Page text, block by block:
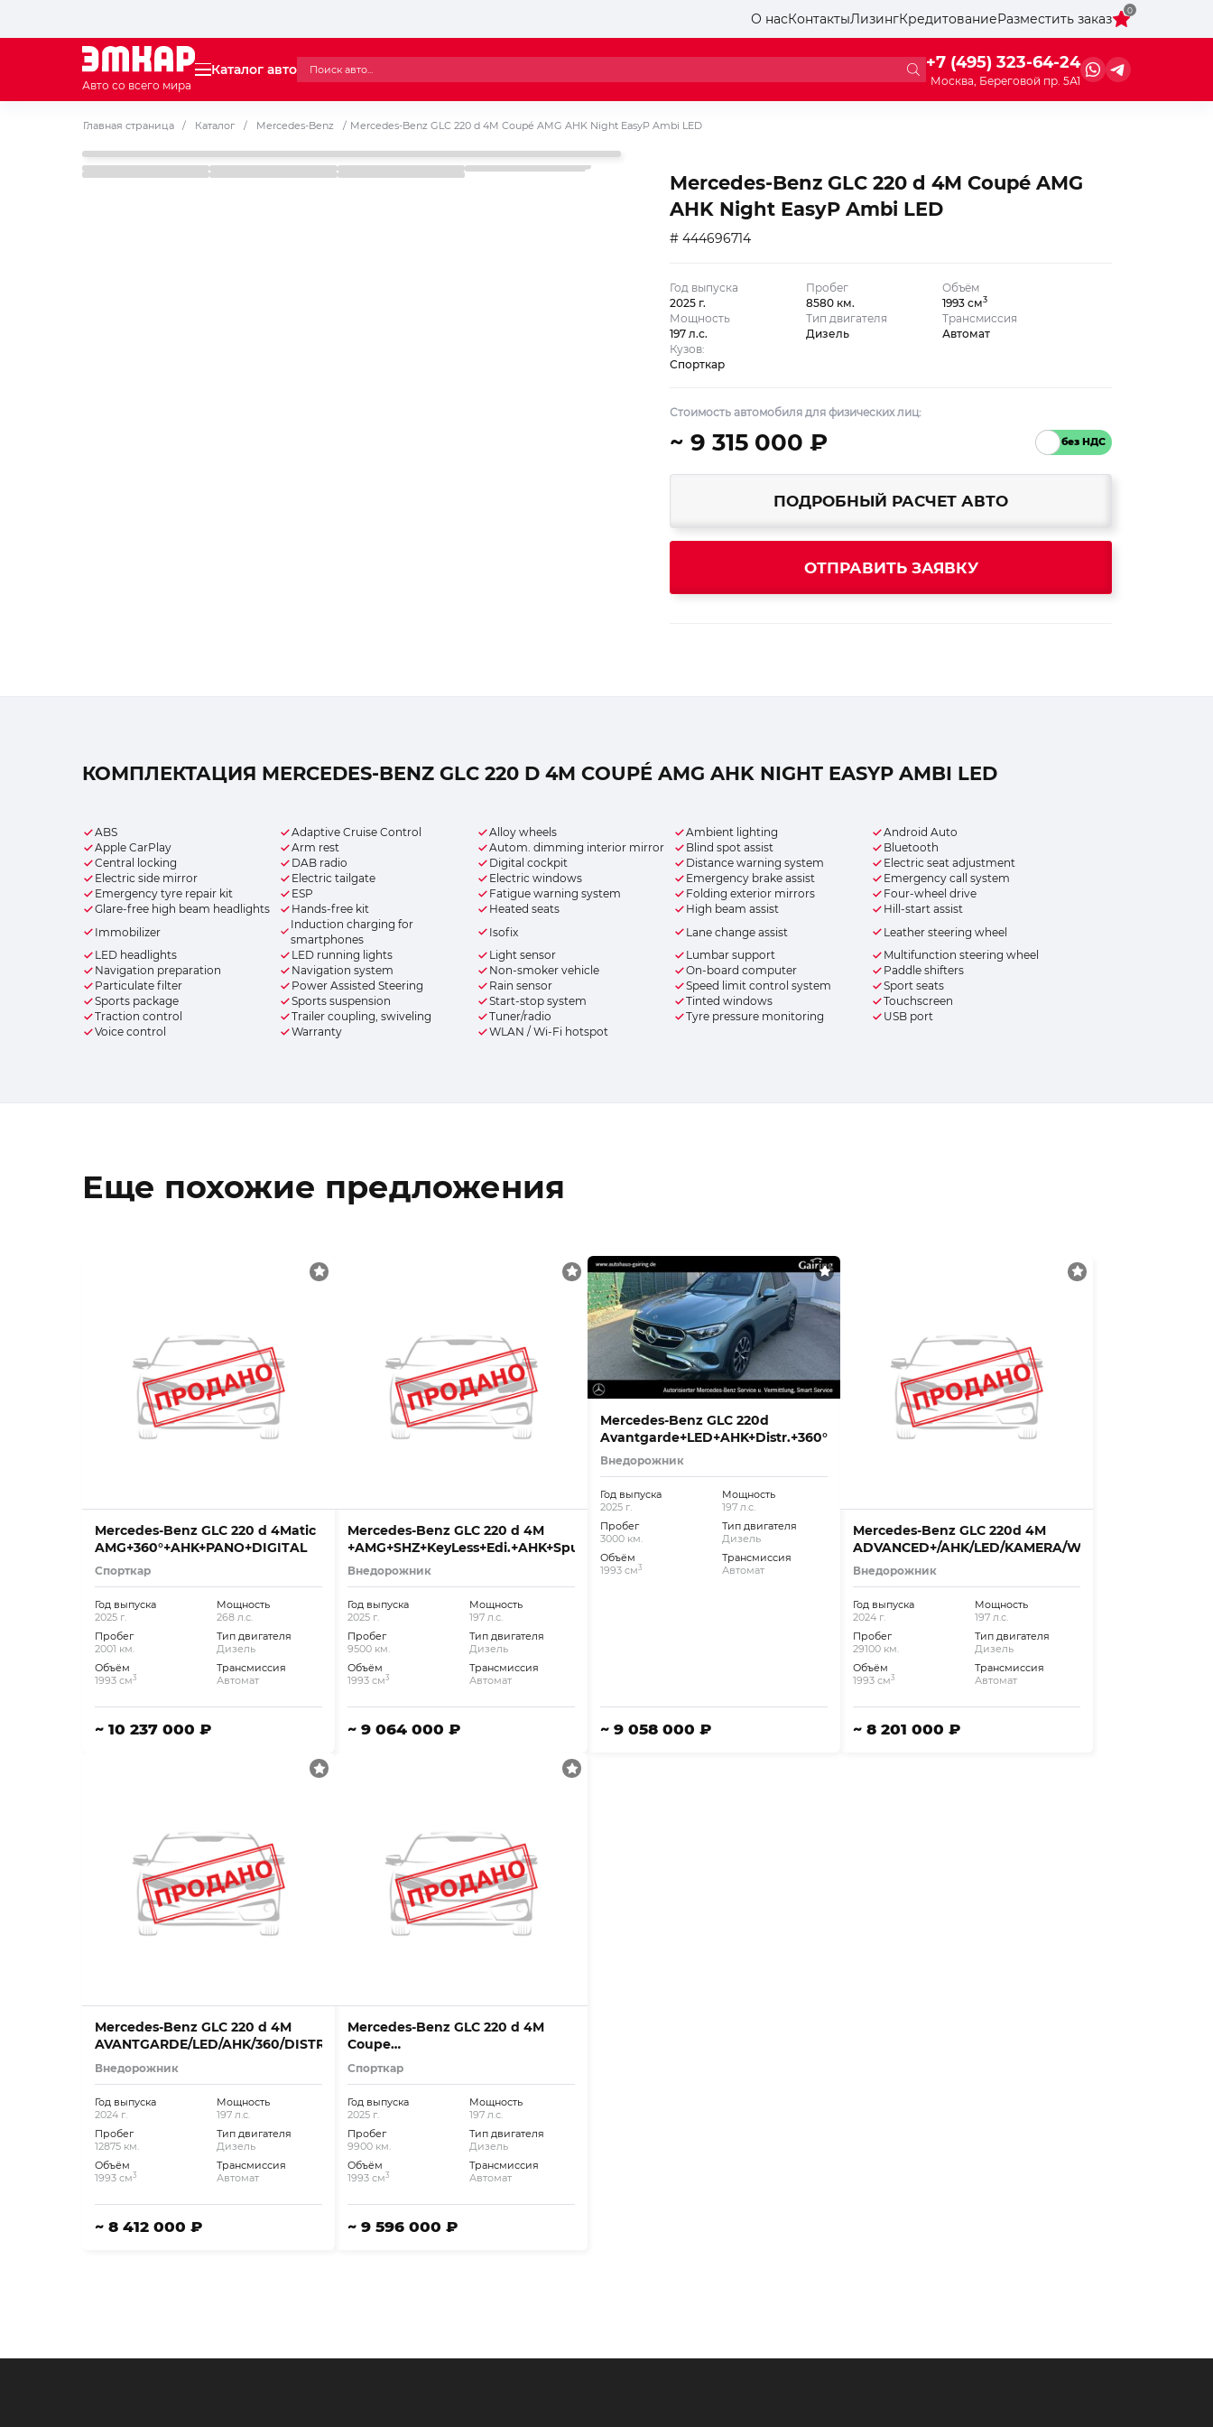
О насКонтактыЛизингКредитованиеРазместить заказ
0
Авто со всего мира
Каталог авто +7 (495) 323-64-24
Москва, Береговой пр. 5А1
Главная страница / Каталог / Mercedes-Benz / Mercedes-Benz GLC 220 d 4M Coupé AMG AHK Night EasyP Ambi LED
Mercedes-Benz GLC 220 d 4M Coupé AMG
AHK Night EasyP Ambi LED
# 444696714
Год выпуска
2025 г.
Пробег
8580 км.
Объём
1993 см3
Мощность
197 л.с.
Тип двигателя
Дизель
Трансмиссия
Автомат
Кузов:
Спорткар
Стоимость автомобиля для физических лиц:
~ 9 315 000 ₽
ПОДРОБНЫЙ РАСЧЕТ АВТО
ОТПРАВИТЬ ЗАЯВКУ
КОМПЛЕКТАЦИЯ MERCEDES-BENZ GLC 220 D 4M COUPÉ AMG AHK NIGHT EASYP AMBI LED
ABS Adaptive Cruise Control Alloy wheels Ambient lighting
Android Auto
Apple CarPlay
Arm rest Autom. dimming interior mirror Blind spot assist
Bluetooth
Central locking
DAB radio Digital cockpit Distance warning system
Electric seat adjustment
Electric side mirror
Electric tailgate Electric windows Emergency brake assist
Emergency call system
Emergency tyre repair kit
ESP Fatigue warning system Folding exterior mirrors
Four-wheel drive
Glare-free high beam headlights
Hands-free kit Heated seats High beam assist
Hill-start assist
Immobilizer
Induction charging for
smartphones
Isofix Lane change assist
Leather steering wheel
LED headlights
LED running lights Light sensor Lumbar support
Multifunction steering wheel
Navigation preparation
Navigation system Non-smoker vehicle On-board computer
Paddle shifters
Particulate filter
Power Assisted Steering Rain sensor Speed limit control system
Sport seats
Sports package
Sports suspension Start-stop system Tinted windows
Touchscreen
Traction control
Trailer coupling, swiveling Tuner/radio Tyre pressure monitoring
USB port
Voice control
Warranty WLAN / Wi-Fi hotspot
Еще похожие предложения
Mercedes-Benz GLC 220 d 4Matic
AMG+360°+AHK+PANO+DIGITAL
Спорткар
Год выпуска
2025 г.
Пробег
2001 км.
Объём
1993 см3
Мощность
268 л.с.
Тип двигателя
Дизель
Трансмиссия
Автомат
~ 10 237 000 ₽
Mercedes-Benz GLC 220 d 4M
+AMG+SHZ+KeyLess+Edi.+AHK+SpurW+LM
Внедорожник
Год выпуска
2025 г.
Пробег
9500 км.
Объём
1993 см3
Мощность
197 л.с.
Тип двигателя
Дизель
Трансмиссия
Автомат
~ 9 064 000 ₽
Mercedes-Benz GLC 220d
Avantgarde+LED+AHK+Distr.+360°
Внедорожник
Год выпуска
2025 г.
Пробег
3000 км.
Объём
1993 см3
Мощность
197 л.с.
Тип двигателя
Дизель
Трансмиссия
Автомат
~ 9 058 000 ₽
Mercedes-Benz GLC 220d 4M
ADVANCED+/AHK/LED/KAMERA/WINTER/MBUX
Внедорожник
Год выпуска
2024 г.
Пробег
29100 км.
Объём
1993 см3
Мощность
197 л.с.
Тип двигателя
Дизель
Трансмиссия
Автомат
~ 8 201 000 ₽
Mercedes-Benz GLC 220 d 4M
AVANTGARDE/LED/AHK/360/DISTRO./..
Внедорожник
Год выпуска
2024 г.
Пробег
12875 км.
Объём
1993 см3
Мощность
197 л.с.
Тип двигателя
Дизель
Трансмиссия
Автомат
~ 8 412 000 ₽
Mercedes-Benz GLC 220 d 4M
Coupe
+AMG+SHZ+MEMORY+NAVI+AMBIENTE
Спорткар
Год выпуска
2025 г.
Пробег
9900 км.
Объём
1993 см3
Мощность
197 л.с.
Тип двигателя
Дизель
Трансмиссия
Автомат
~ 9 596 000 ₽